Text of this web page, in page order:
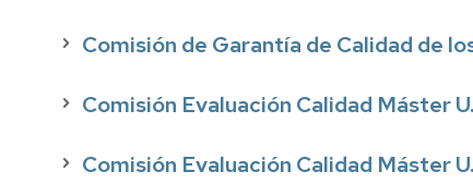
Comisión de Garantía de Calidad de
Comisión Evaluación Calidad Máster
Comisión Evaluación Calidad Máster